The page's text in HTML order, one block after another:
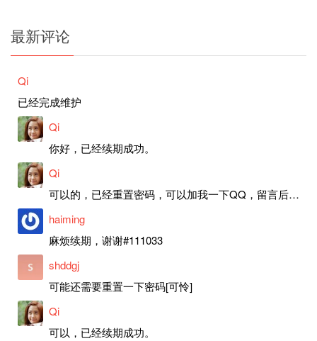
最新评论
Qi
已经完成维护
Qi
你好，已经续期成功。
Qi
可以的，已经重置密码，可以加我一下QQ，留言后我就发密码给你。
haiming
麻烦续期，谢谢#111033
shddgj
可能还需要重置一下密码[可怜]
Qi
可以，已经续期成功。